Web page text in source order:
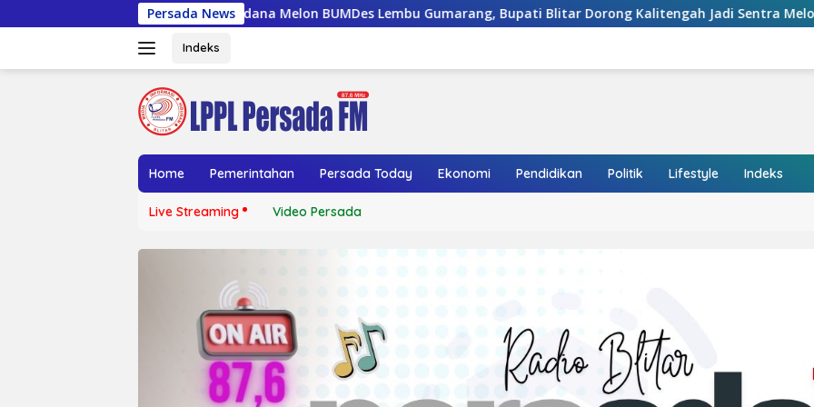
ke
Persada News
Perdana Melon BUMDes Lembu Gumarang, Bupati Blitar Dorong Kalitengah Jadi Sentra Melon Unggulan Siswa
Indeks
Home Pemerintahan Persada Today Ekonomi Pendidikan Politik Lifestyle Indeks
Live Streaming Video Persada